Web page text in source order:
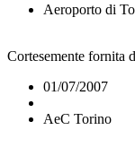
Aeroporto di
Cortesemente fornita
01/07/2007
AeC Torino